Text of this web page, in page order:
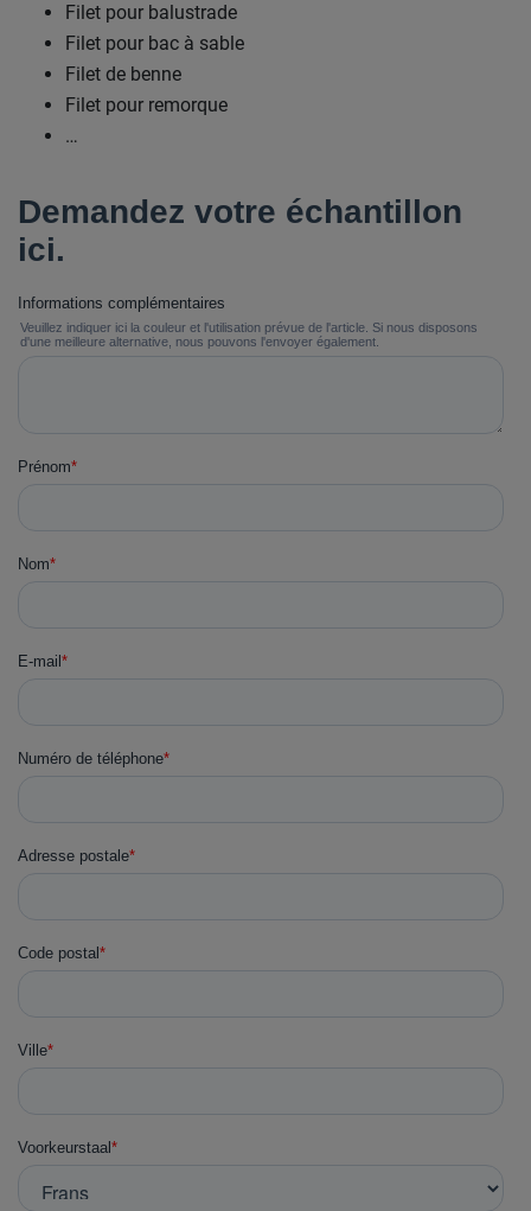
Filet pour balustrade
Filet pour bac à sable
Filet de benne
Filet pour remorque
…